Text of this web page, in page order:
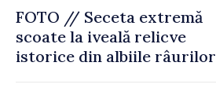
FOTO // Seceta extremă
scoate la iveală relicve
istorice din albiile râurilor